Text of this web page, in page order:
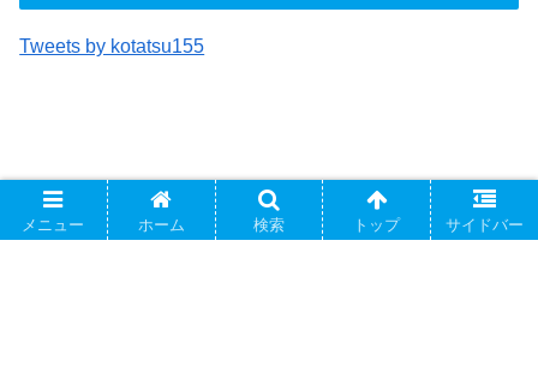
Tweets by kotatsu155
当サイトへのリンクについて
当サイトは、原則リンクフリーです。
メニュー ホーム 検索 トップ サイドバー